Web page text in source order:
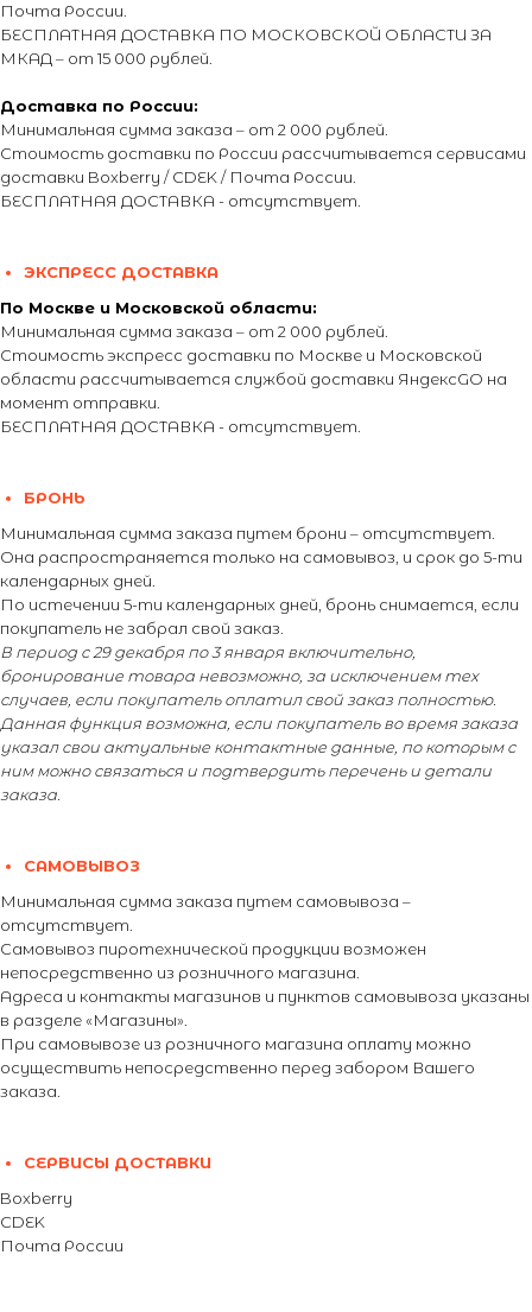
Почта России.
БЕСПЛАТНАЯ ДОСТАВКА ПО МОСКОВСКОЙ ОБЛАСТИ ЗА
МКАД – от 15 000 рублей.
Доставка по России:
Минимальная сумма заказа – от 2 000 рублей.
Стоимость доставки по России рассчитывается сервисами
доставки Boxberry / CDEK / Почта России.
БЕСПЛАТНАЯ ДОСТАВКА - отсутствует.
ЭКСПРЕСС ДОСТАВКА
По Москве и Московской области:
Минимальная сумма заказа – от 2 000 рублей.
Стоимость экспресс доставки по Москве и Московской
области рассчитывается службой доставки ЯндексGO на
момент отправки.
БЕСПЛАТНАЯ ДОСТАВКА - отсутствует.
БРОНЬ
Минимальная сумма заказа путем брони – отсутствует.
Она распространяется только на самовывоз, и срок до 5-ти
календарных дней.
По истечении 5-ти календарных дней, бронь снимается, если
покупатель не забрал свой заказ.
В период с 29 декабря по 3 января включительно,
бронирование товара невозможно, за исключением тех
случаев, если покупатель оплатил свой заказ полностью.
Данная функция возможна, если покупатель во время заказа
указал свои актуальные контактные данные, по которым с
ним можно связаться и подтвердить перечень и детали
заказа.
САМОВЫВОЗ
Минимальная сумма заказа путем самовывоза –
отсутствует.
Самовывоз пиротехнической продукции возможен
непосредственно из розничного магазина.
Адреса и контакты магазинов и пунктов самовывоза указаны
в разделе «Магазины».
При самовывозе из розничного магазина оплату можно
осуществить непосредственно перед забором Вашего
заказа.
СЕРВИСЫ ДОСТАВКИ
Boxberry
CDEK
Почта России